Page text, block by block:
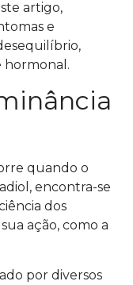
artigo,
e
hormonal.
quando o
encontra-se
dos
ação, como a
por diversos